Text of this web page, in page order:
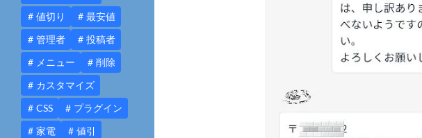
値切り
最安値
管理者
投稿者
メニュー
削除
カスタマイズ
CSS
プラグイン
家電
値引